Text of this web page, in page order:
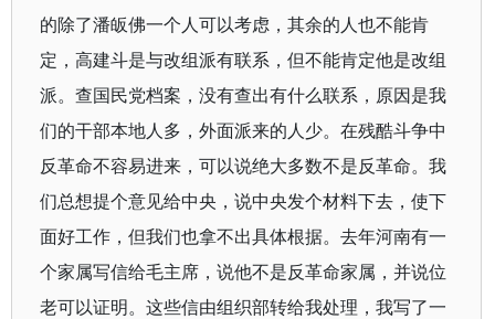
的除了潘皈佛一个人可以考虑，其余的人也不能肯
定，高建斗是与改组派有联系，但不能肯定他是改组
派。查国民党档案，没有查出有什么联系，原因是我
们的干部本地人多，外面派来的人少。在残酷斗争中
反革命不容易进来，可以说绝大多数不是反革命。我
们总想提个意见给中央，说中央发个材料下去，使下
面好工作，但我们也拿不出具体根据。去年河南有一
个家属写信给毛主席，说他不是反革命家属，并说位
老可以证明。这些信由组织部转给我处理，我写了一